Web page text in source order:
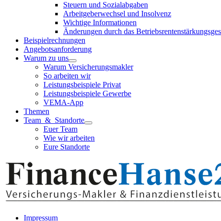
Steuern und Sozialabgaben
Arbeitgeberwechsel und Insolvenz
Wichtige Informationen
Änderungen durch das
Beispielrechnungen
Angebotsanforderung
Warum zu uns
Warum Versicherungsmakler
So arbeiten wir
Leistungsbeispiele Privat
Leistungsbeispiele Gewerbe
VEMA-App
Themen
Team & Standorte
Euer Team
Wie wir arbeiten
Eure Standorte
Impressum